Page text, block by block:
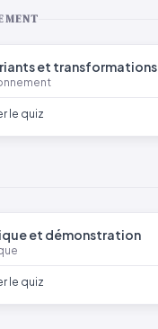
et transformations
le quiz
et démonstration
le quiz